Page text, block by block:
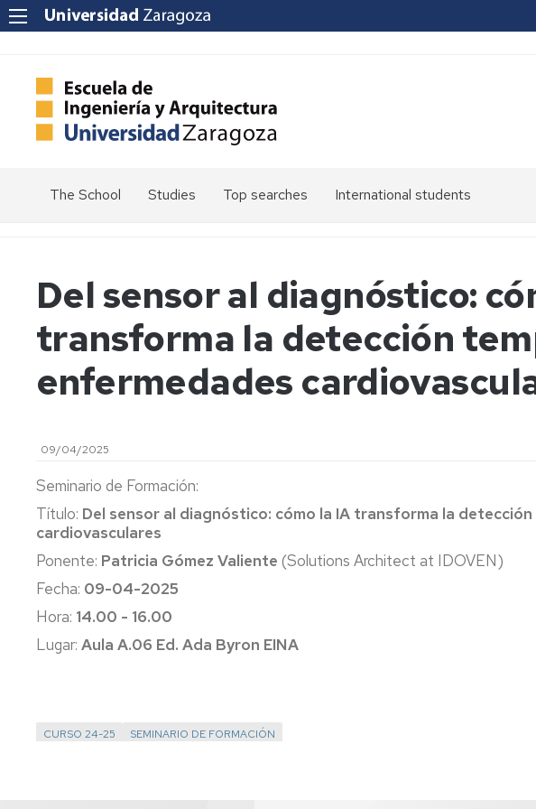
The School
Vision
Values
Quality
the
School
Innovation
Cross-
Curricular
Competencies
imagEINA
History
Studies Top searches
Schedules
Calendars
Electronic
Headquarters
Projects
of
Sessions
International students
Del sensor al diagnóstico:
transforma la detección
enfermedades
09/04/2025
Seminario de Formación:
Título: Del sensor al diagnóstico: cómo la IA transforma la
cardiovasculares
Ponente: Patricia Gómez Valiente (Solutions Architect at IDOVEN)
Fecha: 09-04-2025
Hora: 14.00 - 16.00
Lugar: Aula A.06 Ed. Ada Byron EINA
CURSO 24-25 SEMINARIO DE FORMACIÓN